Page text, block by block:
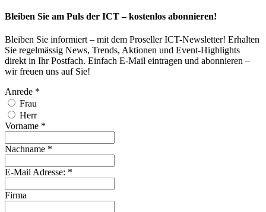
Bleiben Sie am Puls der ICT – kostenlos abonnieren!
Bleiben Sie informiert – mit dem Proseller ICT-Newsletter! Erhalten
Sie regelmässig News, Trends, Aktionen und Event-Highlights
direkt in Ihr Postfach. Einfach E-Mail eintragen und abonnieren –
wir freuen uns auf Sie!
Anrede *
Frau
Herr
Vorname *
Nachname *
E-Mail Adresse: *
Firma